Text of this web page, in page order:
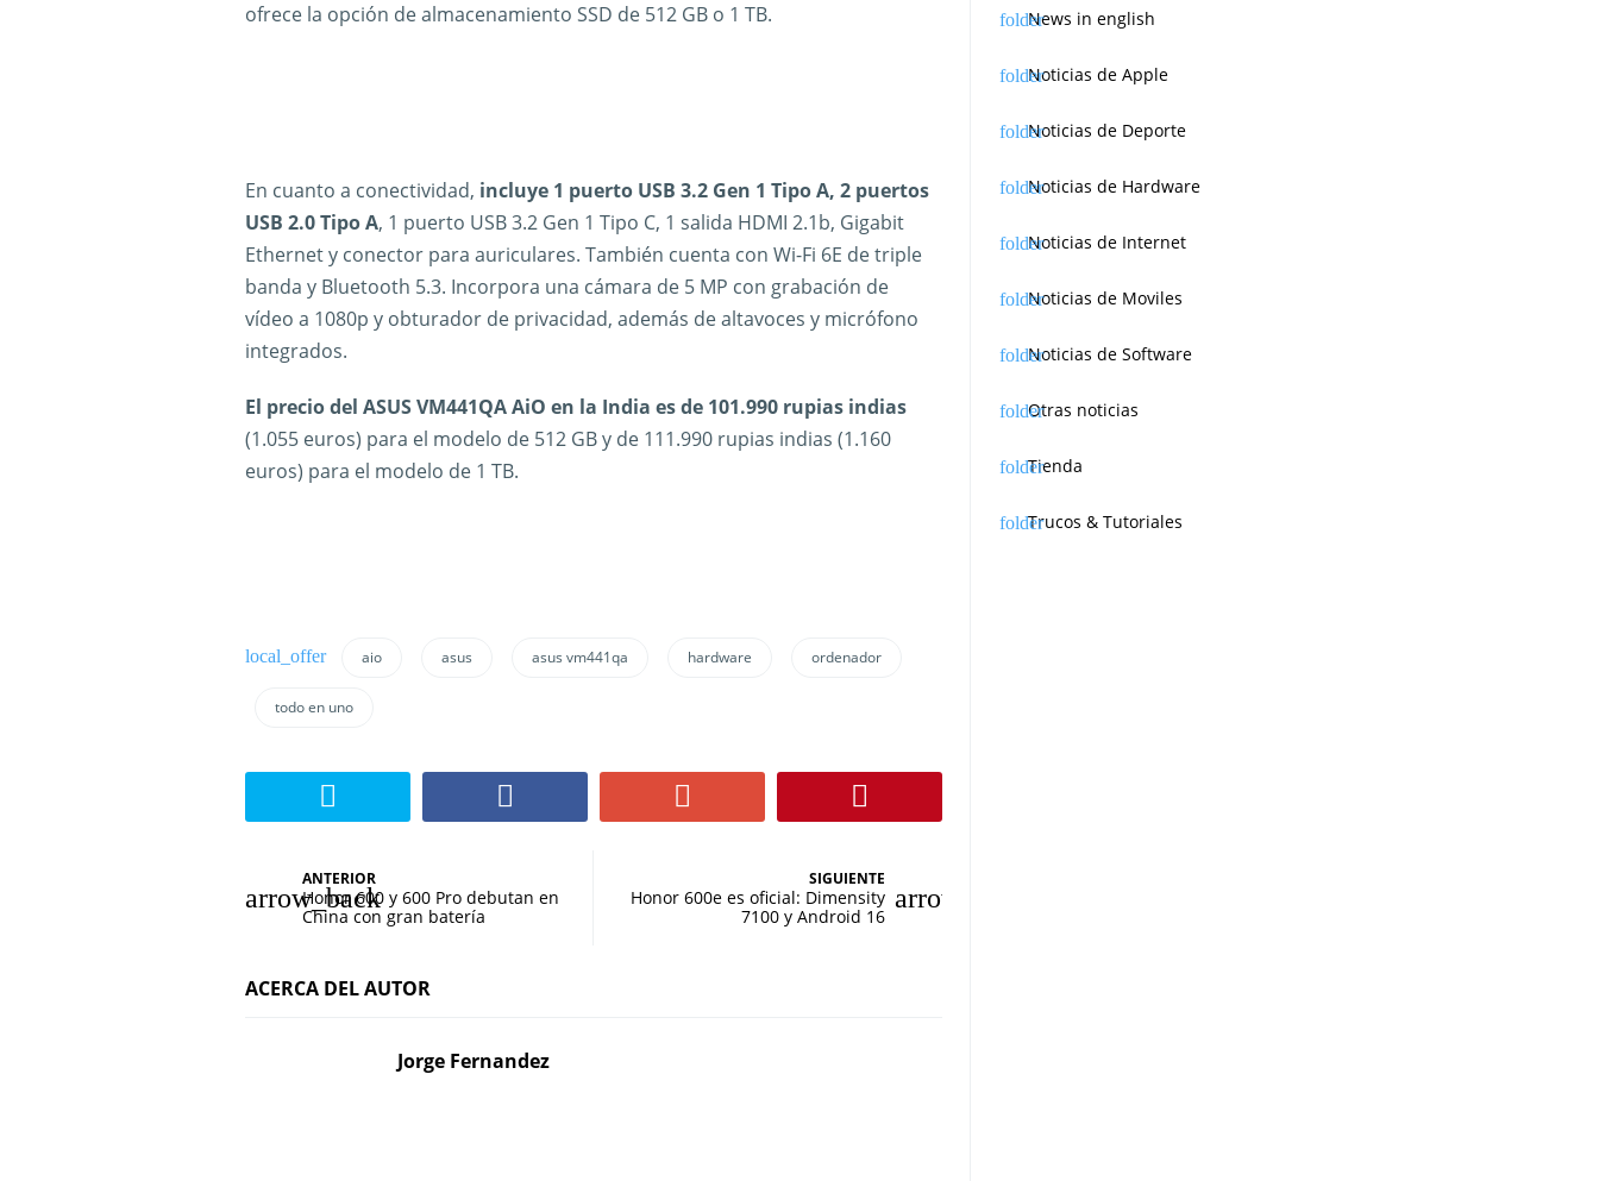
ofrece la opción de almacenamiento SSD de 512 GB o 1 TB.
En cuanto a conectividad, incluye 1 puerto USB 3.2 Gen 1 Tipo A, 2 puertos
USB 2.0 Tipo A, 1 puerto USB 3.2 Gen 1 Tipo C, 1 salida HDMI 2.1b, Gigabit
Ethernet y conector para auriculares. También cuenta con Wi-Fi 6E de triple
banda y Bluetooth 5.3. Incorpora una cámara de 5 MP con grabación de
vídeo a 1080p y obturador de privacidad, además de altavoces y micrófono
integrados.
El precio del ASUS VM441QA AiO en la India es de 101.990 rupias indias
(1.055 euros) para el modelo de 512 GB y de 111.990 rupias indias (1.160
euros) para el modelo de 1 TB.
aio asus asus vm441qa hardware ordenador
todo en uno
a
e
ANTERIOR
Honor 600 y 600 Pro debutan en
China con gran batería
SIGUIENTE
Honor 600e es oficial: Dimensity
7100 y Android 16
ACERCA DEL AUTOR
Jorge Fernandez
News in english
Noticias de Apple
Noticias de Deporte
Noticias de Hardware
Noticias de Internet
Noticias de Moviles
Noticias de Software
Otras noticias
Tienda
Trucos & Tutoriales